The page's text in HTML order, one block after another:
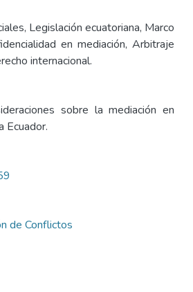
Legislación ecuatoriana, Marco
en mediación, Arbitraje
internacional.
sobre la mediación en
Ecuador.
de Conflictos